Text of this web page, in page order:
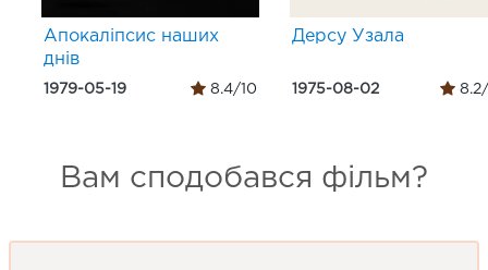
Апокаліпсис наших
днів
1979-05-19 8.4/10
Дерсу Узала
1975-08-02 8.2/
Вам сподобався фільм?